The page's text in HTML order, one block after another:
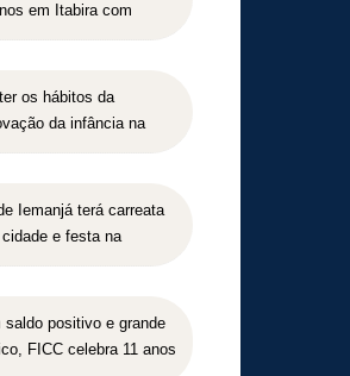
em Itabira com
os hábitos da
da infância na
Iemanjá terá carreata
e festa na
saldo positivo e grande
FICC celebra 11 anos